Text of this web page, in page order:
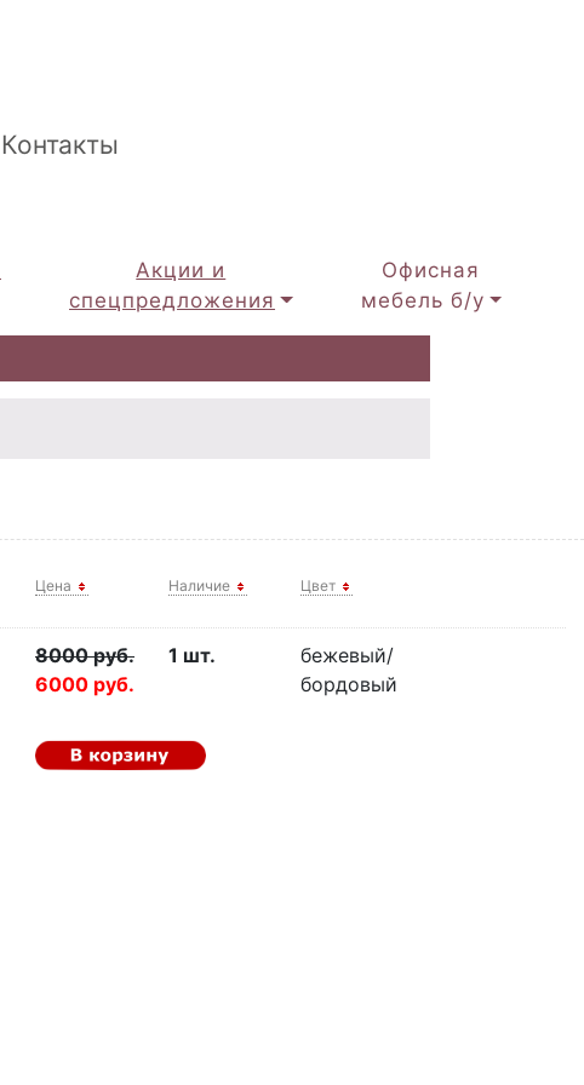
Контакты
Акции и
спецпредложения
Офисная
мебель б/у
Цена Наличие Цвет
8000 руб.
6000 руб.
1 шт.
бежевый/
бордовый